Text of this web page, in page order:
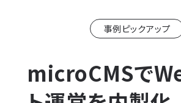
事例ピックアップ
microCMSで